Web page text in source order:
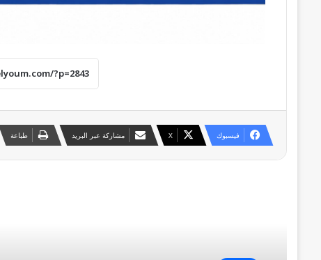
فيسبوك ‫X مشاركة عبر البريد طباعة